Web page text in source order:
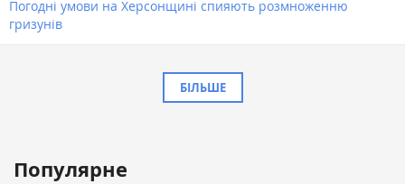
Погодні умови на Херсонщині спияють розмноженню
гризунів
БІЛЬШЕ
Популярне